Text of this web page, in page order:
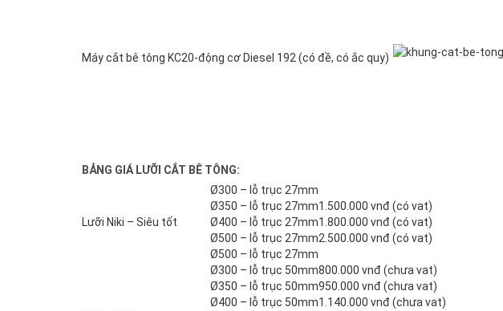
Máy cắt bê tông KC20-động cơ Diesel 192 (có đề, có ắc quy)
BẢNG GIÁ LƯỠI CẮT BÊ TÔNG:
Lưỡi Niki – Siêu tốt
Ø300 – lỗ trục 27mm
Ø350 – lỗ trục 27mm1.500.000 vnđ (có vat)
Ø400 – lỗ trục 27mm1.800.000 vnđ (có vat)
Ø500 – lỗ trục 27mm2.500.000 vnđ (có vat)
Ø500 – lỗ trục 27mm
Ø300 – lỗ trục 50mm800.000 vnđ (chưa vat)
Ø350 – lỗ trục 50mm950.000 vnđ (chưa vat)
Ø400 – lỗ trục 50mm1.140.000 vnđ (chưa vat)